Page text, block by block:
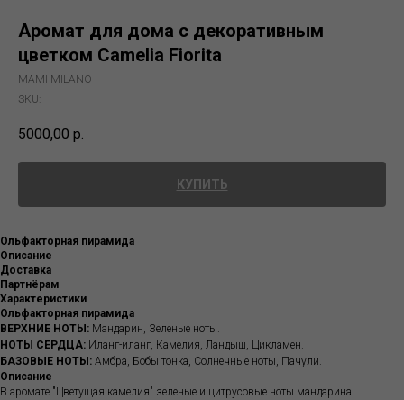
Аромат для дома c декоративным
цветком Camelia Fiorita
MAMI MILANO
SKU:
5000,00 р.
КУПИТЬ
Ольфакторная пирамида
Описание
Доставка
Партнёрам
Характеристики
Ольфакторная пирамида
ВЕРХНИЕ НОТЫ: Мандарин, Зеленые ноты.
НОТЫ СЕРДЦА: Иланг-иланг, Камелия, Ландыш, Цикламен.
БАЗОВЫЕ НОТЫ: Амбра, Бобы тонка, Солнечные ноты, Пачули.
Описание
В аромате "Цветущая камелия" зеленые и цитрусовые ноты мандаринa